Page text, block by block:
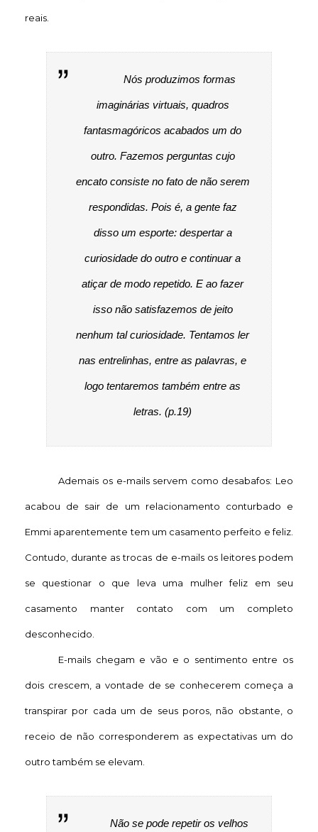
reais.
Nós produzimos formas
imaginárias virtuais, quadros
fantasmagóricos acabados um do
outro. Fazemos perguntas cujo
encato consiste no fato de não serem
respondidas. Pois é, a gente faz
disso um esporte: despertar a
curiosidade do outro e continuar a
atiçar de modo repetido. E ao fazer
isso não satisfazemos de jeito
nenhum tal curiosidade. Tentamos ler
nas entrelinhas, entre as palavras, e
logo tentaremos também entre as
letras. (p.19)
Ademais os e-mails servem como desabafos: Leo
acabou de sair de um relacionamento conturbado e
Emmi aparentemente tem um casamento perfeito e feliz.
Contudo, durante as trocas de e-mails os leitores podem
se questionar o que leva uma mulher feliz em seu
casamento manter contato com um completo
desconhecido.
E-mails chegam e vão e o sentimento entre os
dois crescem, a vontade de se conhecerem começa a
transpirar por cada um de seus poros, não obstante, o
receio de não corresponderem as expectativas um do
outro também se elevam.
Não se pode repetir os velhos